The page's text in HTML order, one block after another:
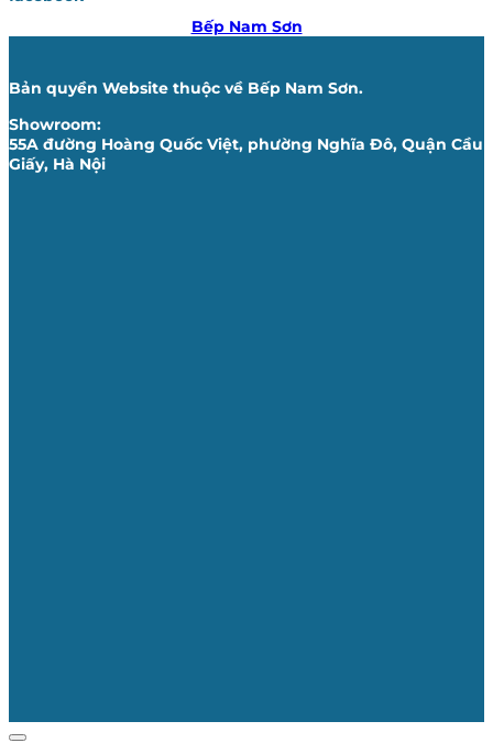
Bếp Nam Sơn
Bản quyền Website thuộc về Bếp Nam Sơn.
Showroom:
55A đường Hoàng Quốc Việt, phường Nghĩa Đô, Quận Cầu
Giấy, Hà Nội